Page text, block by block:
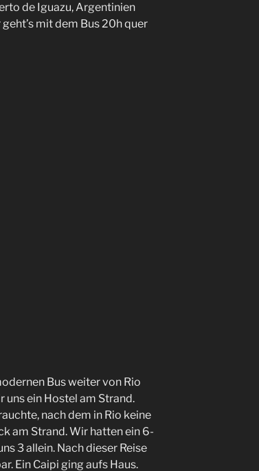
de Iguazu, Argentinien
mit dem Bus 20h quer
Bus weiter von Rio
uns ein Hostel am Strand.
nach dem in Rio keine
am Strand. Wir hatten ein 6-
3 allein. Nach dieser Reise
Ein Caipi ging aufs Haus.